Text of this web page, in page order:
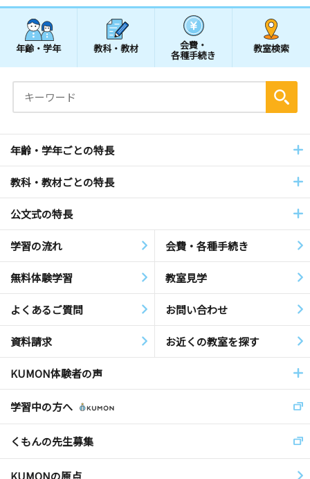
年齢・学年 教科・教材 会費・
各種手続き
教室検索
年齢・学年ごとの特長
教科・教材ごとの特長
公文式の特長
学習の流れ 会費・各種手続き
無料体験学習 教室見学
よくあるご質問 お問い合わせ
資料請求 お近くの教室を探す
KUMON体験者の声
学習中の方へ
くもんの先生募集
KUMONの原点